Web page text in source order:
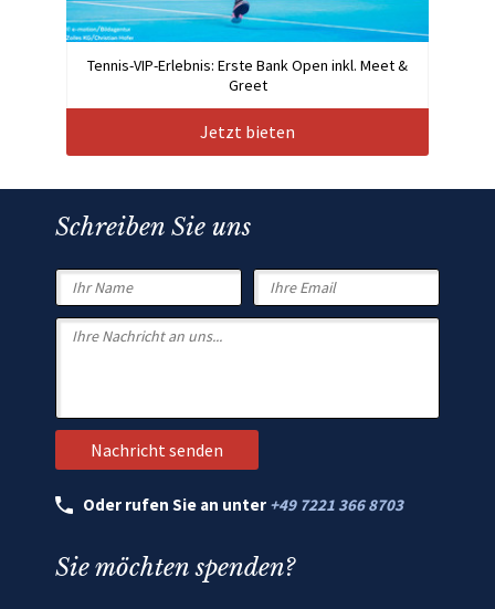
Tennis-VIP-Erlebnis: Erste Bank Open inkl. Meet &
Greet
Jetzt bieten
Schreiben Sie uns
Oder rufen Sie an unter +49 7221 366 8703
Sie möchten spenden?